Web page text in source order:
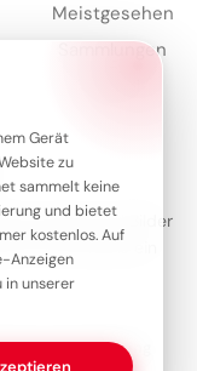
Gerät
zu
sammelt keine
und bietet
kostenlos. Auf
Anzeigen
in unserer
Meistgesehen
Sammlungen
Grüße und Bilder
verschenke ein